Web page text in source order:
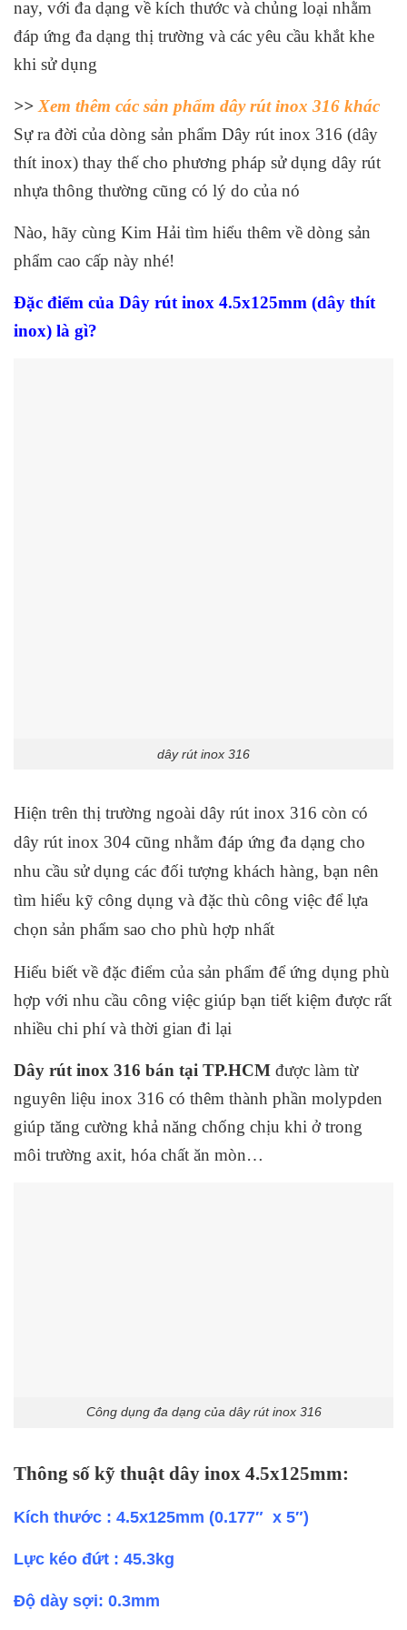
nay, với đa dạng về kích thước và chủng loại nhằm
đáp ứng đa dạng thị trường và các yêu cầu khắt khe
khi sử dụng
>> Xem thêm các sản phẩm dây rút inox 316 khác
Sự ra đời của dòng sản phẩm Dây rút inox 316 (dây
thít inox) thay thế cho phương pháp sử dụng dây rút
nhựa thông thường cũng có lý do của nó
Nào, hãy cùng Kim Hải tìm hiểu thêm về dòng sản
phẩm cao cấp này nhé!
Đặc điểm của Dây rút inox 4.5x125mm (dây thít
inox) là gì?
dây rút inox 316
Hiện trên thị trường ngoài dây rút inox 316 còn có
dây rút inox 304 cũng nhằm đáp ứng đa dạng cho
nhu cầu sử dụng các đối tượng khách hàng, bạn nên
tìm hiểu kỹ công dụng và đặc thù công việc để lựa
chọn sản phẩm sao cho phù hợp nhất
Hiểu biết về đặc điểm của sản phẩm để ứng dụng phù
hợp với nhu cầu công việc giúp bạn tiết kiệm được rất
nhiều chi phí và thời gian đi lại
Dây rút inox 316 bán tại TP.HCM được làm từ
nguyên liệu inox 316 có thêm thành phần molypden
giúp tăng cường khả năng chống chịu khi ở trong
môi trường axit, hóa chất ăn mòn…
Công dụng đa dạng của dây rút inox 316
Thông số kỹ thuật dây inox 4.5x125mm:
Kích thước : 4.5x125mm (0.177″ x 5″)
Lực kéo đứt : 45.3kg
Độ dày sợi: 0.3mm